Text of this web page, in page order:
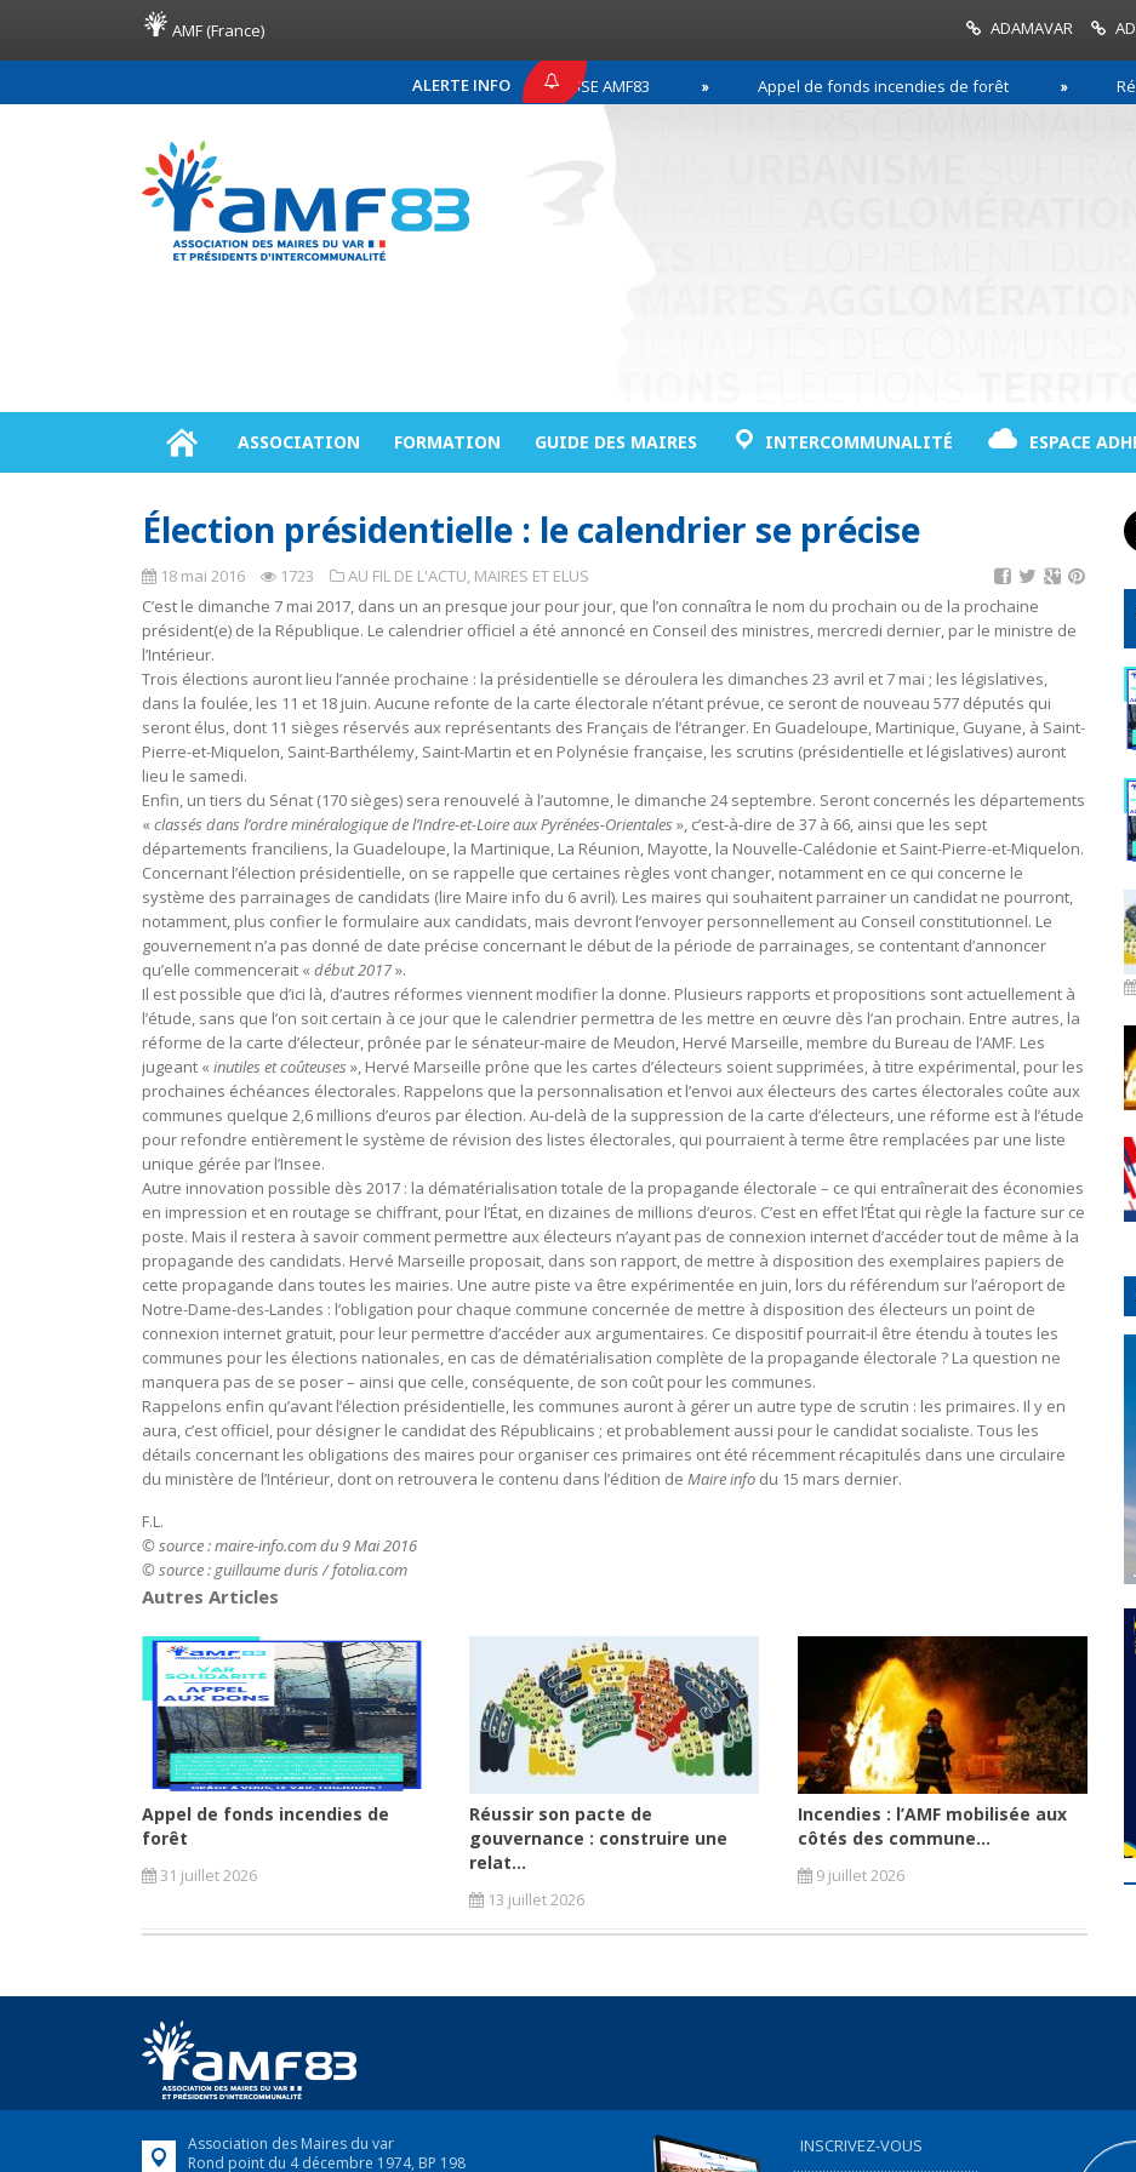
AMF (France) ADAMAVAR
ALERTE INFO
COMMUNIQUÉ DE PRESSE AMF83 Appel de fonds incendies de forêt
ASSOCIATION FORMATION GUIDE DES MAIRES INTERCOMMUNALITÉ ESPACE
Élection présidentielle : le calendrier se précise
18 mai 2016 1723 AU FIL DE L'ACTU, MAIRES ET ELUS
C’est le dimanche 7 mai 2017, dans un an presque jour pour jour, que l’on connaîtra le nom du prochain ou de la prochaine
président(e) de la République. Le calendrier officiel a été annoncé en Conseil des ministres, mercredi dernier, par le ministre de
l’Intérieur.
Trois élections auront lieu l’année prochaine : la présidentielle se déroulera les dimanches 23 avril et 7 mai ; les législatives,
dans la foulée, les 11 et 18 juin. Aucune refonte de la carte électorale n’étant prévue, ce seront de nouveau 577 députés qui
seront élus, dont 11 sièges réservés aux représentants des Français de l’étranger. En Guadeloupe, Martinique, Guyane, à Saint-
Pierre-et-Miquelon, Saint-Barthélemy, Saint-Martin et en Polynésie française, les scrutins (présidentielle et législatives) auront
lieu le samedi.
Enfin, un tiers du Sénat (170 sièges) sera renouvelé à l’automne, le dimanche 24 septembre. Seront concernés les départements
« classés dans l’ordre minéralogique de l’Indre-et-Loire aux Pyrénées-Orientales », c’est-à-dire de 37 à 66, ainsi que les sept
départements franciliens, la Guadeloupe, la Martinique, La Réunion, Mayotte, la Nouvelle-Calédonie et Saint-Pierre-et-Miquelon.
Concernant l’élection présidentielle, on se rappelle que certaines règles vont changer, notamment en ce qui concerne le
système des parrainages de candidats (lire Maire info du 6 avril). Les maires qui souhaitent parrainer un candidat ne pourront,
notamment, plus confier le formulaire aux candidats, mais devront l’envoyer personnellement au Conseil constitutionnel. Le
gouvernement n’a pas donné de date précise concernant le début de la période de parrainages, se contentant d’annoncer
qu’elle commencerait « début 2017».
Il est possible que d’ici là, d’autres réformes viennent modifier la donne. Plusieurs rapports et propositions sont actuellement à
l’étude, sans que l’on soit certain à ce jour que le calendrier permettra de les mettre en œuvre dès l’an prochain. Entre autres, la
réforme de la carte d’électeur, prônée par le sénateur-maire de Meudon, Hervé Marseille, membre du Bureau de l’AMF. Les
jugeant « inutiles et coûteuses », Hervé Marseille prône que les cartes d’électeurs soient supprimées, à titre expérimental, pour les
prochaines échéances électorales. Rappelons que la personnalisation et l’envoi aux électeurs des cartes électorales coûte aux
communes quelque 2,6 millions d’euros par élection. Au-delà de la suppression de la carte d’électeurs, une réforme est à l’étude
pour refondre entièrement le système de révision des listes électorales, qui pourraient à terme être remplacées par une liste
unique gérée par l’Insee.
Autre innovation possible dès 2017 : la dématérialisation totale de la propagande électorale – ce qui entraînerait des économies
en impression et en routage se chiffrant, pour l’État, en dizaines de millions d’euros. C’est en effet l’État qui règle la facture sur ce
poste. Mais il restera à savoir comment permettre aux électeurs n’ayant pas de connexion internet d’accéder tout de même à la
propagande des candidats. Hervé Marseille proposait, dans son rapport, de mettre à disposition des exemplaires papiers de
cette propagande dans toutes les mairies. Une autre piste va être expérimentée en juin, lors du référendum sur l’aéroport de
Notre-Dame-des-Landes : l’obligation pour chaque commune concernée de mettre à disposition des électeurs un point de
connexion internet gratuit, pour leur permettre d’accéder aux argumentaires. Ce dispositif pourrait-il être étendu à toutes les
communes pour les élections nationales, en cas de dématérialisation complète de la propagande électorale ? La question ne
manquera pas de se poser – ainsi que celle, conséquente, de son coût pour les communes.
Rappelons enfin qu’avant l’élection présidentielle, les communes auront à gérer un autre type de scrutin : les primaires. Il y en
aura, c’est officiel, pour désigner le candidat des Républicains ; et probablement aussi pour le candidat socialiste. Tous les
détails concernant les obligations des maires pour organiser ces primaires ont été récemment récapitulés dans une circulaire
du ministère de l’Intérieur, dont on retrouvera le contenu dans l’édition de Maire info du 15 mars dernier.
F.L.
© source : maire-info.com du 9 Mai 2016
© source : guillaume duris / fotolia.com
Autres Articles
Appel de fonds incendies de
forêt
31 juillet 2026
Réussir son pacte de
gouvernance : construire une
relat...
13 juillet 2026
Incendies : l’AMF mobilisée aux
côtés des commune...
9 juillet 2026
Association des Maires du var
Rond point du 4 décembre 1974, BP 198
INSCRIVEZ-VOUS